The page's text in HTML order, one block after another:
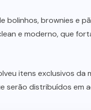
bolinhos, brownies e
e moderno, que
itens exclusivos
serão distribuídos em